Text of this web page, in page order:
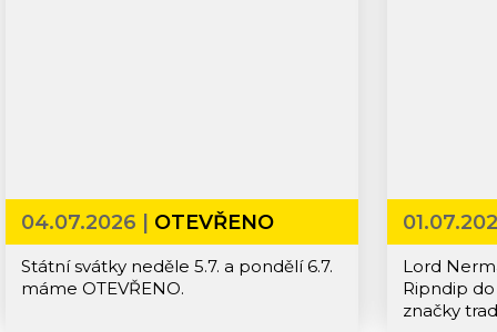
04.07.2026 | OTEVŘENO
Státní svátky neděle 5.7. a pondělí 6.7.
máme OTEVŘENO.
Lord
Ripndip
značky